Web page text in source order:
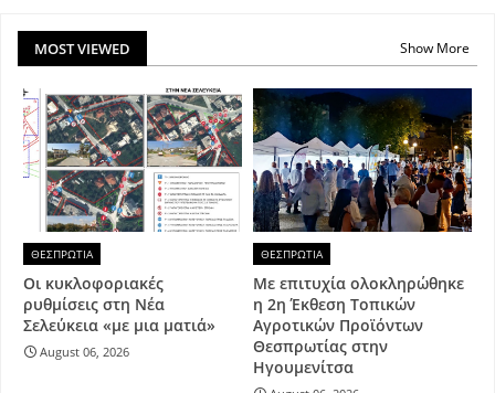
MOST VIEWED Show More
ΘΕΣΠΡΩΤΙΑ
Οι κυκλοφοριακές
ρυθμίσεις στη Νέα
Σελεύκεια «με μια ματιά»
August 06, 2026
ΘΕΣΠΡΩΤΙΑ
Με επιτυχία ολοκληρώθηκε
η 2η Έκθεση Τοπικών
Αγροτικών Προϊόντων
Θεσπρωτίας στην
Ηγουμενίτσα